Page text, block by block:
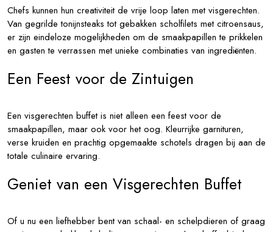
Chefs kunnen hun creativiteit de vrije loop laten met visgerechten.
Van gegrilde tonijnsteaks tot gebakken scholfilets met citroensaus,
er zijn eindeloze mogelijkheden om de smaakpapillen te prikkelen
en gasten te verrassen met unieke combinaties van ingrediënten.
Een Feest voor de Zintuigen
Een visgerechten buffet is niet alleen een feest voor de
smaakpapillen, maar ook voor het oog. Kleurrijke garnituren,
verse kruiden en prachtig opgemaakte schotels dragen bij aan de
totale culinaire ervaring.
Geniet van een Visgerechten Buffet
Of u nu een liefhebber bent van schaal- en schelpdieren of graag